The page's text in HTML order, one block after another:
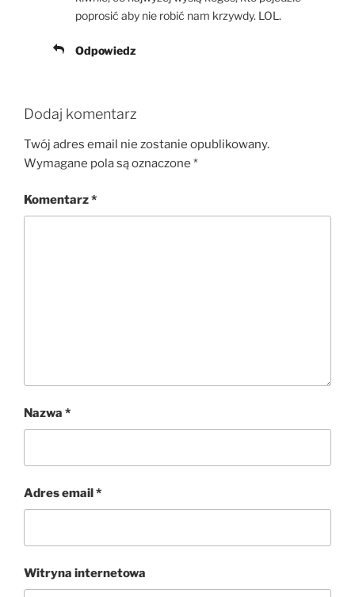
poprosić aby nie robić nam krzywdy. LOL.
Odpowiedz
Dodaj komentarz
Twój adres email nie zostanie opublikowany.
Wymagane pola są oznaczone *
Komentarz*
Nazwa *
Adres email *
Witryna internetowa